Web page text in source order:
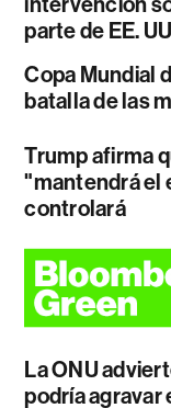
parte de EE.
Copa Mundial
batalla de las
Trump afirma
"mantendrá el
controlará
La ONU
podría agravar